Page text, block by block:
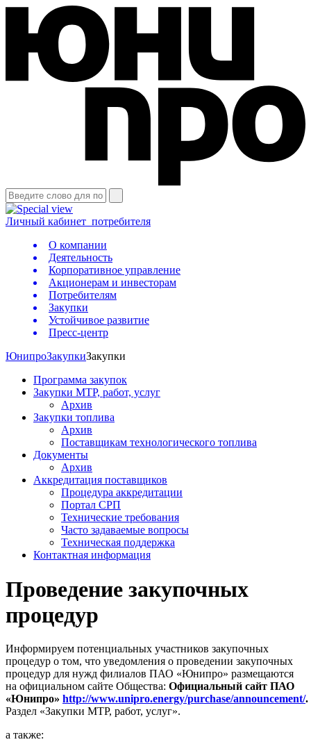
Личный кабинет потребителя
О компании
Деятельность
Корпоративное управление
Акционерам и инвесторам
Потребителям
Закупки
Устойчивое развитие
Пресс-центр
ЮнипроЗакупкиЗакупки
Программа закупок
Закупки МТР, работ, услуг
Архив
Закупки топлива
Архив
Поставщикам технологического топлива
Документы
Архив
Аккредитация поставщиков
Процедура аккредитации
Портал СРП
Технические требования
Часто задаваемые вопросы
Техническая поддержка
Контактная информация
Проведение закупочных
процедур
Информируем потенциальных участников закупочных
процедур о том, что уведомления о проведении закупочных
процедур для нужд филиалов ПАО «Юнипро» размещаются
на официальном сайте Общества: Официальный сайт ПАО
«Юнипро» http://www.unipro.energy/purchase/announcement/.
Раздел «Закупки МТР, работ, услуг».
а также: